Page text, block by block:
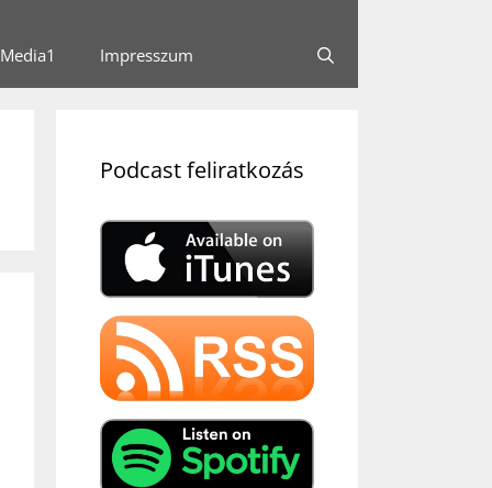
Media1 Impresszum
Podcast feliratkozás